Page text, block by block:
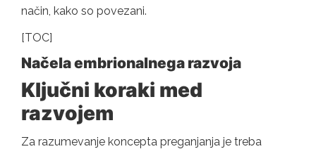
način, kako so povezani.
[TOC]
Načela embrionalnega razvoja
Ključni koraki med
razvojem
Za razumevanje koncepta preganjanja je treba